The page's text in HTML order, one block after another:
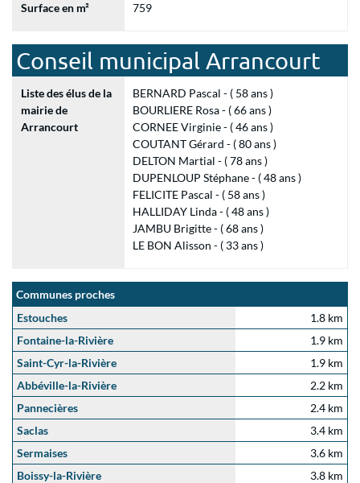
Surface en m² 759
Conseil municipal Arrancourt
Liste des élus de la
mairie de
Arrancourt
BERNARD Pascal - ( 58 ans )
BOURLIERE Rosa - ( 66 ans )
CORNEE Virginie - ( 46 ans )
COUTANT Gérard - ( 80 ans )
DELTON Martial - ( 78 ans )
DUPENLOUP Stéphane - ( 48 ans )
FELICITE Pascal - ( 58 ans )
HALLIDAY Linda - ( 48 ans )
JAMBU Brigitte - ( 68 ans )
LE BON Alisson - ( 33 ans )
Communes proches
Estouches
1.8 km
Fontaine-la-Rivière
1.9 km
Saint-Cyr-la-Rivière
1.9 km
Abbéville-la-Rivière
2.2 km
Pannecières
2.4 km
Saclas
3.4 km
Sermaises
3.6 km
Boissy-la-Rivière
3.8 km